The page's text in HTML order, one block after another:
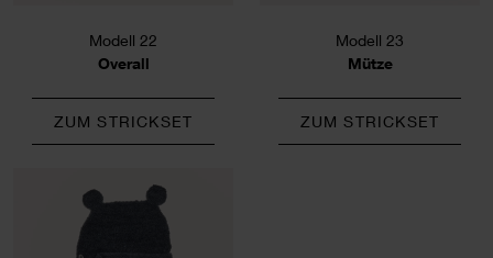
Modell 22
Overall
ZUM STRICKSET
Modell 23
Mütze
ZUM STRICKSET